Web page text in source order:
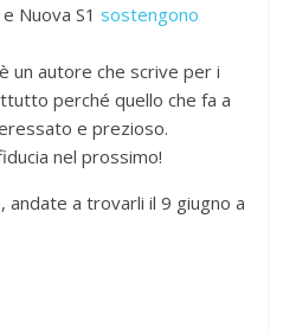
e Nuova S1sostengono
è un autore che scrive per i
perché quello che fa a
e prezioso.
nel prossimo!
andate a trovarli il 9 giugno a